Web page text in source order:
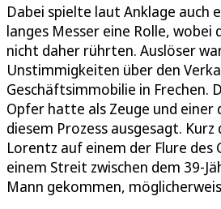
Dabei spielte laut Anklage auch
langes Messer eine Rolle, wobei
nicht daher rührten. Auslöser
Unstimmigkeiten über den
Geschäftsimmobilie in Frechen.
Opfer hatte als Zeuge und einer
diesem Prozess ausgesagt.
Lorentz auf einem der Flure des
einem Streit zwischen dem 39-
Mann gekommen,